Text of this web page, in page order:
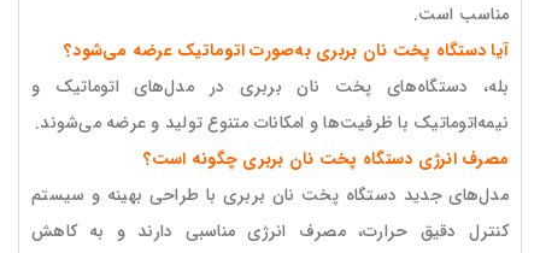
مناسب است.
آیا دستگاه پخت نان بربری به‌صورت اتوماتیک عرضه می‌شود؟
بله، دستگاه‌های پخت نان بربری در مدل‌های اتوماتیک و
نیمه‌اتوماتیک با ظرفیت‌ها و امکانات متنوع تولید و عرضه می‌شوند.
مصرف انرژی دستگاه پخت نان بربری چگونه است؟
مدل‌های جدید دستگاه پخت نان بربری با طراحی بهینه و سیستم
کنترل دقیق حرارت، مصرف انرژی مناسبی دارند و به کاهش